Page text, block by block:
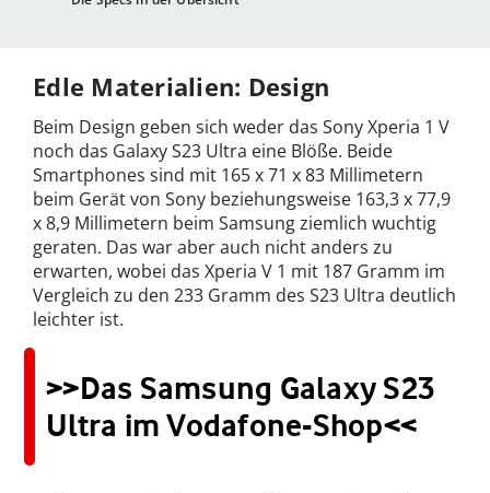
Edle Materialien: Design
Beim Design geben sich weder das Sony Xperia 1 V
noch das Galaxy S23 Ultra eine Blöße. Beide
Smartphones sind mit 165 x 71 x 83 Millimetern
beim Gerät von Sony beziehungsweise 163,3 x 77,9
x 8,9 Millimetern beim Samsung ziemlich wuchtig
geraten. Das war aber auch nicht anders zu
erwarten, wobei das Xperia V 1 mit 187 Gramm im
Vergleich zu den 233 Gramm des S23 Ultra deutlich
leichter ist.
>>Das Samsung Galaxy S23
Ultra im Vodafone-Shop<<